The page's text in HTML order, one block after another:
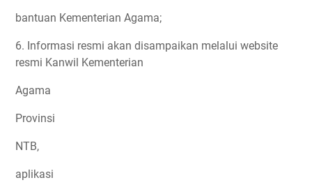
bantuan Kementerian Agama;
6. Informasi resmi akan disampaikan melalui website
resmi Kanwil Kementerian
Agama
Provinsi
NTB,
aplikasi